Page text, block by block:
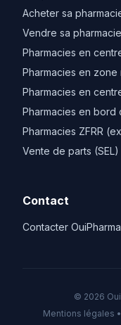
Acheter sa
Vendre sa pharmacie
Pharmacies en
Pharmacies en zone
Pharmacies en
Pharmacies en bord
Pharmacies ZFRR
Vente de parts (SEL)
Contact
Contacter OuiPharma
© 2026
Mentions légales •